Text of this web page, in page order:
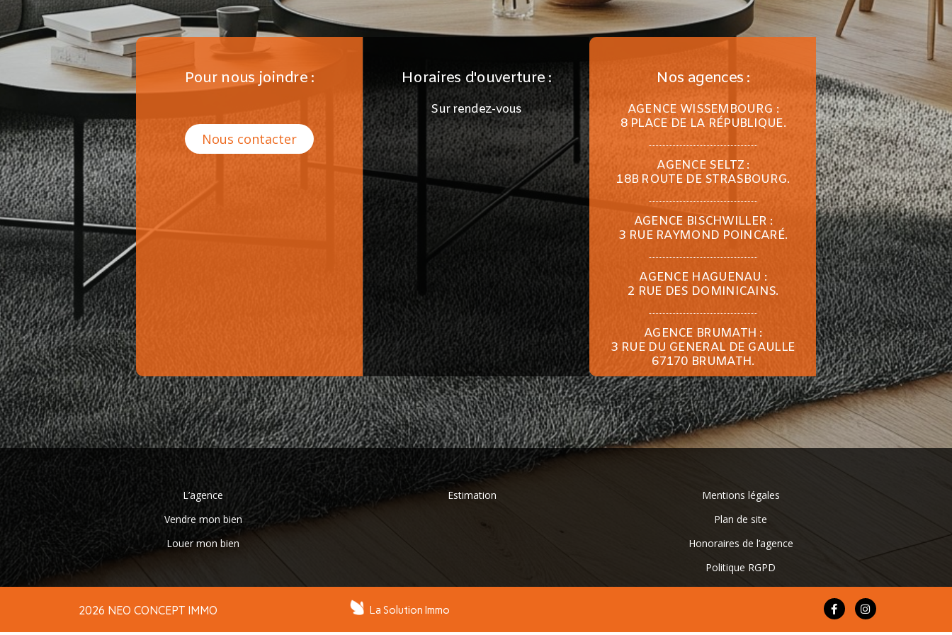
Pour nous joindre :
Nous contacter
Horaires d'ouverture :
Sur rendez-vous
Nos agences :
AGENCE WISSEMBOURG :
8 PLACE DE LA RÉPUBLIQUE.
AGENCE SELTZ :
18B ROUTE DE STRASBOURG.
AGENCE BISCHWILLER :
3 RUE RAYMOND POINCARÉ.
AGENCE HAGUENAU :
2 RUE DES DOMINICAINS.
AGENCE BRUMATH :
3 RUE DU GENERAL DE GAULLE
67170 BRUMATH.
L’agence
Vendre mon bien
Louer mon bien
Estimation
Mentions légales
Plan de site
Honoraires de l’agence
Politique RGPD
2026 NEO CONCEPT IMMO La Solution Immo